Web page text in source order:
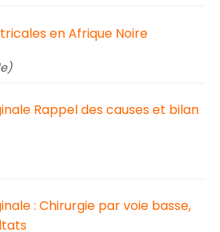
en Afrique Noire
Rappel des causes et bilan
: Chirurgie par voie basse,